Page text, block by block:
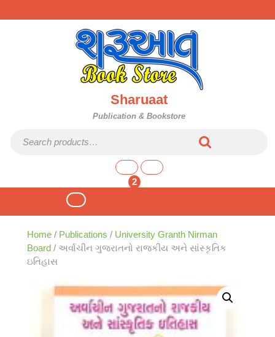
to
Sharuaat
Publication & Bookstore
2
shopping
Open
Button
Home / Publications / University Granth Nirman
Board / અર્વાચીન ગુજરાતનો રાજકીય અને સાંસ્કૃતિક
ઇતિહાસ